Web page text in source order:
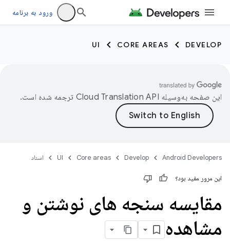
ورود به برنامه
DEVELOP
CORE AREAS
UI
این صفحه به‌وسیله ترجمه شده است.
Android Developers
Develop
Core areas
UI اسناد
این مرور مفید بود؟
مقایسه سنجه های نوشتن و
مشاهده